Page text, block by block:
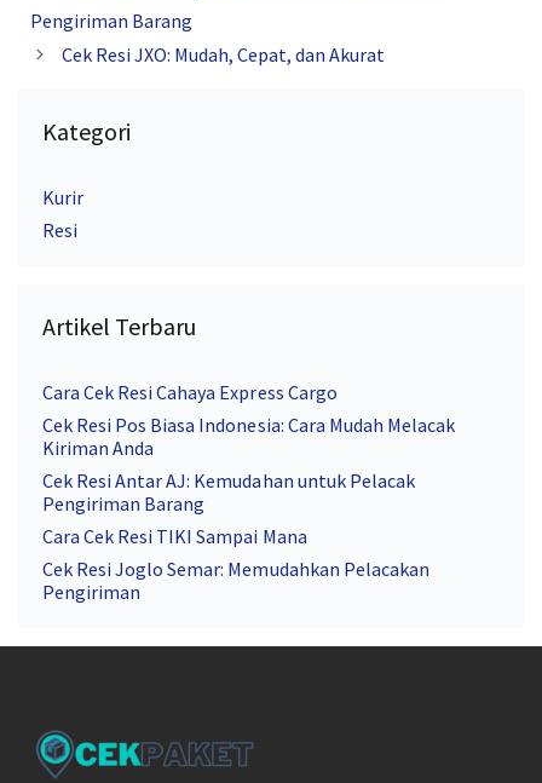
Pengiriman Barang
Cek Resi JXO: Mudah, Cepat, dan Akurat
Kategori
Kurir
Resi
Artikel Terbaru
Cara Cek Resi Cahaya Express Cargo
Cek Resi Pos Biasa Indonesia: Cara Mudah Melacak
Kiriman Anda
Cek Resi Antar AJ: Kemudahan untuk Pelacak
Pengiriman Barang
Cara Cek Resi TIKI Sampai Mana
Cek Resi Joglo Semar: Memudahkan Pelacakan
Pengiriman